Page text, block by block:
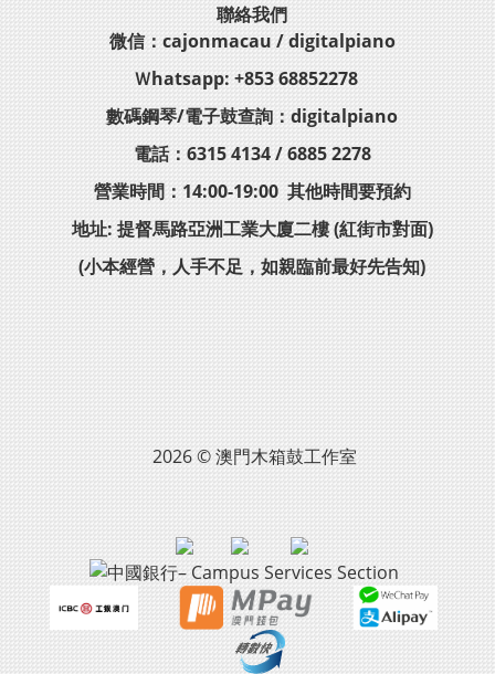
聯絡我們
微信：cajonmacau / digitalpiano
Ｗhatsapp: +853 68852278
數碼鋼琴/電子鼓查詢：digitalpiano
電話：6315 4134 / 6885 2278
營業時間：14:00-19:00 其他時間要預約
地址: 提督馬路亞洲工業大廈二樓 (紅街市對面)
(小本經營，人手不足，如親臨前最好先告知)
2026 © 澳門木箱鼓工作室